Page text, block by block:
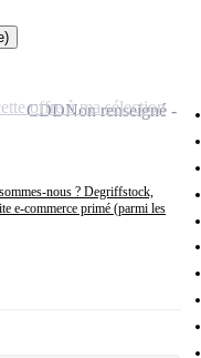
nous ? Degriffstock,
e-commerce primé (parmi les
CDDNon renseigné
offre à ma sélection